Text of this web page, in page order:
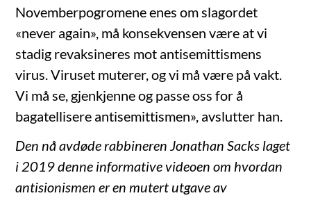
Novemberpogromene enes om slagordet
«never again», må konsekvensen være at vi
stadig revaksineres mot antisemittismens
virus. Viruset muterer, og vi må være på vakt.
Vi må se, gjenkjenne og passe oss for å
bagatellisere antisemittismen», avslutter han.
Den nå avdøde rabbineren Jonathan Sacks laget
i 2019 denne informative videoen om hvordan
antisionismen er en mutert utgave av